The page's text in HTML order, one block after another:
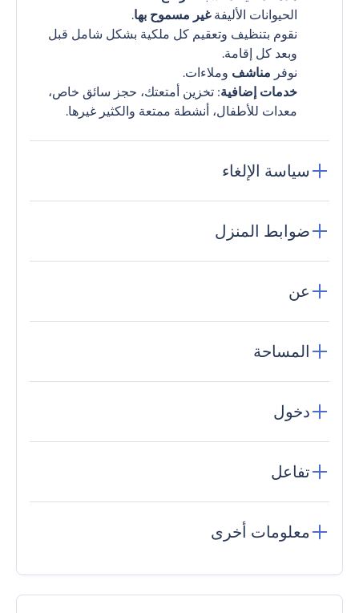
الحيوانات الأليفةغير مسموح بها.
نقوم بتنظيف وتعقيم كل ملكية بشكل شامل قبل
وبعد كل إقامة.
نوفر مناشف وملاءات.
خدمات إضافية: تخزين أمتعتك، حجز سائق خاص،
معدات للأطفال، أنشطة ممتعة والكثير غيرها.
سياسة الإلغاء
ضوابط المنزل
عن
المساحة
دخول
تفاعل
معلومات أخرى